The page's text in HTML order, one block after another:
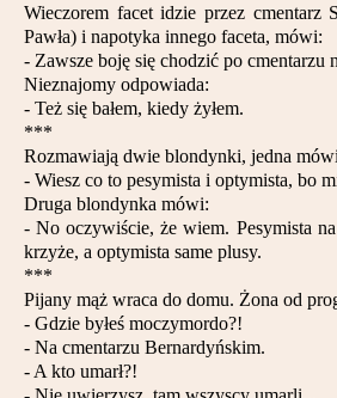
Wieczorem facet idzie przez cmentarz
Pawła) i napotyka innego faceta, mówi:
- Zawsze boję się chodzić po cmentarzu
Nieznajomy odpowiada:
- Też się bałem, kiedy żyłem.
***
Rozmawiają dwie blondynki, jedna
- Wiesz co to pesymista i optymista, bo
Druga blondynka mówi:
- No oczywiście, że wiem. Pesymista
krzyże, a optymista same plusy.
***
Pijany mąż wraca do domu. Żona od
- Gdzie byłeś moczymordo?!
- Na cmentarzu Bernardyńskim.
- A kto umarł?!